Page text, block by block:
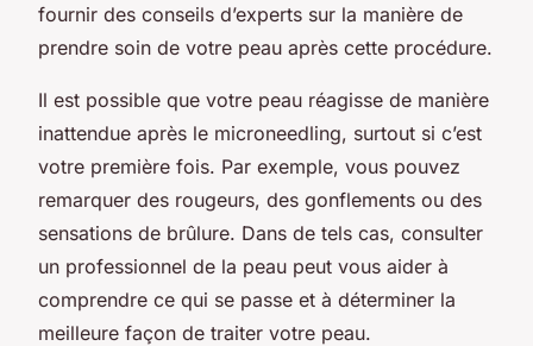
fournir des conseils d’experts sur la manière de
prendre soin de votre peau après cette procédure.
Il est possible que votre peau réagisse de manière
inattendue après le microneedling, surtout si c’est
votre première fois. Par exemple, vous pouvez
remarquer des rougeurs, des gonflements ou des
sensations de brûlure. Dans de tels cas, consulter
un professionnel de la peau peut vous aider à
comprendre ce qui se passe et à déterminer la
meilleure façon de traiter votre peau.